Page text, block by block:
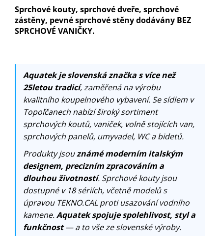
Sprchové kouty, sprchové dveře, sprchové
zástěny, pevné sprchové stěny dodávány BEZ
SPRCHOVÉ VANIČKY.
Aquatek je slovenská značka s více než
25letou tradicí, zaměřená na výrobu
kvalitního koupelnového vybavení. Se sídlem v
Topoľčanech nabízí široký sortiment
sprchových koutů, vaniček, volně stojících van,
sprchových panelů, umyvadel, WC a bidetů.
Produkty jsouznámé moderním italským
designem, precizním zpracováním a
dlouhou životností. Sprchové kouty jsou
dostupné v 18 sériích, včetně modelů s
úpravou TEKNO.CAL proti usazování vodního
kamene.Aquatek spojuje spolehlivost, styl a
funkčnost— a to vše ze slovenské výroby.